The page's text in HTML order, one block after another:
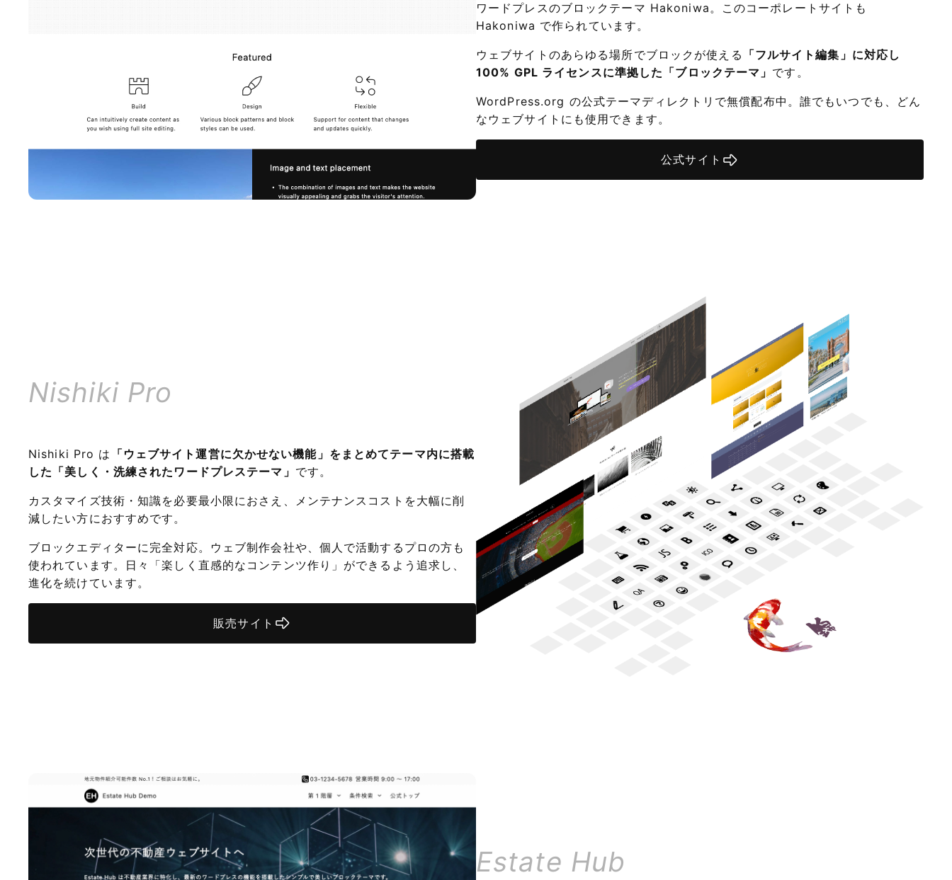
ワードプレスのブロックテーマ Hakoniwa。このコーポレートサイトも
Hakoniwa で作られています。
ウェブサイトのあらゆる場所でブロックが使える 「フルサイト編集」に対応し
100% GPL ライセンスに準拠した「ブロックテーマ」 です。
WordPress.org の公式テーマディレクトリで無償配布中。誰でもいつでも、どん
なウェブサイトにも使用できます。
公式サイト
Nishiki Pro
Nishiki Pro は 「ウェブサイト運営に欠かせない機能」をまとめてテーマ内に搭載
した「美しく・洗練されたワードプレステーマ」 です。
カスタマイズ技術・知識を必要最小限におさえ、メンテナンスコストを大幅に削
減したい方におすすめです。
ブロックエディターに完全対応。ウェブ制作会社や、個人で活動するプロの方も
使われています。日々「楽しく直感的なコンテンツ作り」ができるよう追求し、
進化を続けています。
販売サイト
Estate Hub